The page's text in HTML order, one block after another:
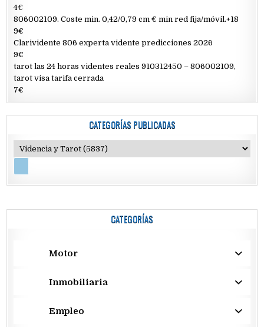
4€
806002109. Coste min. 0,42/0,79 cm € min red fija/móvil.+18
9€
Clarividente 806 experta vidente predicciones 2026
9€
tarot las 24 horas videntes reales 910312450 – 806002109,
tarot visa tarifa cerrada
7€
CATEGORÍAS PUBLICADAS
CATEGORÍAS
Motor
Inmobiliaria
Empleo